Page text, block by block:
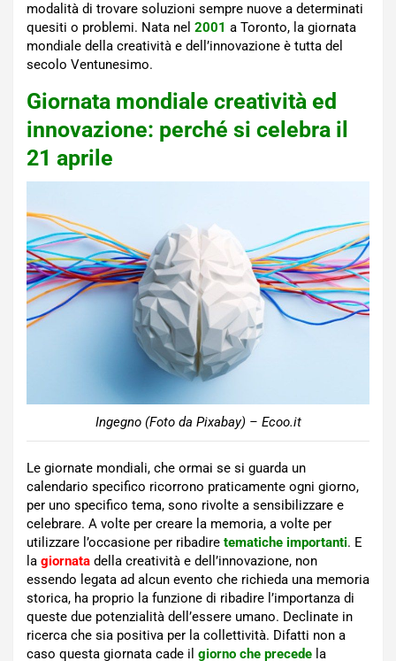
modalità di trovare soluzioni sempre nuove a determinati
quesiti o problemi. Nata nel 2001 a Toronto, la giornata
mondiale della creatività e dell’innovazione è tutta del
secolo Ventunesimo.
Giornata mondiale creatività ed
innovazione: perché si celebra il
21 aprile
Ingegno (Foto da Pixabay) – Ecoo.it
Le giornate mondiali, che ormai se si guarda un
calendario specifico ricorrono praticamente ogni giorno,
per uno specifico tema, sono rivolte a sensibilizzare e
celebrare. A volte per creare la memoria, a volte per
utilizzare l’occasione per ribadire tematiche importanti. E
la giornata della creatività e dell’innovazione, non
essendo legata ad alcun evento che richieda una memoria
storica, ha proprio la funzione di ribadire l’importanza di
queste due potenzialità dell’essere umano. Declinate in
ricerca che sia positiva per la collettività. Difatti non a
caso questa giornata cade il giorno che precede la